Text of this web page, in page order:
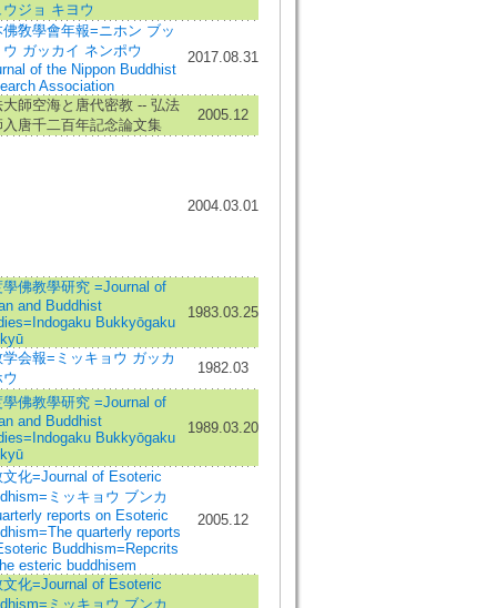
ジョ キヨウ
敎學會年報=ニホン ブッ
ガッカイ ネンポウ
of the Nippon Buddhist
Association
2017.08.31
師空海と唐代密教 -- 弘法
唐千二百年記念論文集
2005.12
2004.03.01
佛教學研究 =Journal of
and Buddhist
Bukkyōgaku
1983.03.25
会報=ミッキョウ ガッカ
1982.03
佛教學研究 =Journal of
and Buddhist
Bukkyōgaku
1989.03.20
文化=Journal of Esoteric
ミッキョウ ブンカ
reports on Esoteric
quarterly reports
Buddhism=Repcrits
esteric buddhisem
2005.12
文化=Journal of Esoteric
ミッキョウ ブンカ